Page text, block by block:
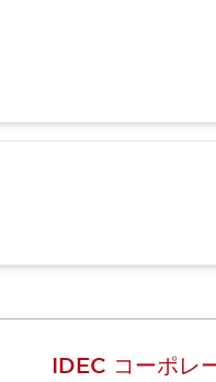
IDEC コーポレ